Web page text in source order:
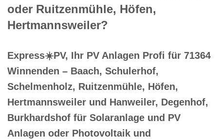
oder Ruitzenmühle, Höfen,
Hertmannsweiler?
Express☀️PV️, Ihr PV Anlagen Profi für 71364
Winnenden – Baach, Schulerhof,
Schelmenholz, Ruitzenmühle, Höfen,
Hertmannsweiler und Hanweiler, Degenhof,
Burkhardshof für Solaranlage und PV
Anlagen oder Photovoltaik und